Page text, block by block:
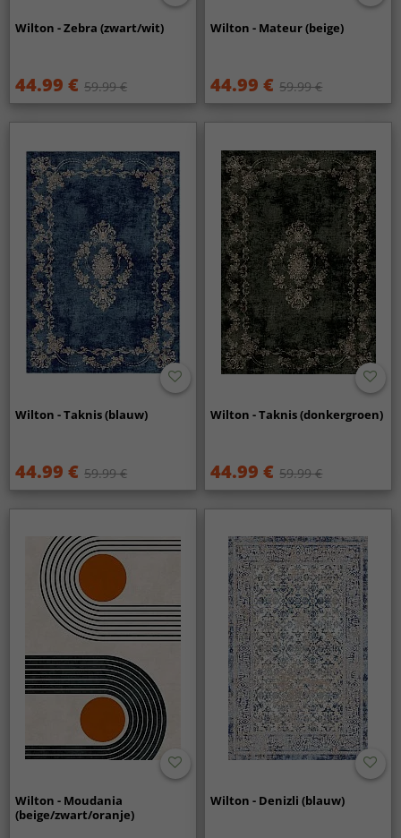
Wilton - Zebra (zwart/wit)
44.99 € 59.99 €
Wilton - Mateur (beige)
44.99 € 59.99 €
Wilton - Taknis (blauw)
44.99 € 59.99 €
Wilton - Taknis (donkergroen)
44.99 € 59.99 €
Wilton - Moudania
(beige/zwart/oranje)
Wilton - Denizli (blauw)